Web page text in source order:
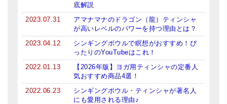
アウトレット
神々とつながるジュエリー
ヒーリング・マンダラポスター
ロゴステッカー・ポストカード各種
底解説
2023.07.31
アマナマナのドラゴン（龍）ティンシャ
が高いレベルのパワーを持つ理由とは？
2023.04.12
シンギングボウルで瞑想がおすすめ！ぴ
ったりのYouTubeはこれ！
2022.01.13
【2026年版】ヨガ用ティンシャの定番人
気おすすめ商品4選！
2022.06.23
シンギングボウル・ティンシャが著名人
にも愛用される理由♪